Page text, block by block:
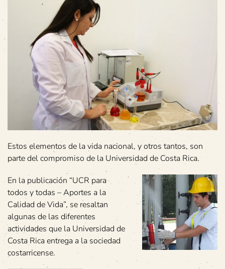
Estos elementos de la vida nacional, y otros tantos, son
parte del compromiso de la Universidad de Costa Rica.
En la publicación “UCR para
todos y todas – Aportes a la
Calidad de Vida”, se resaltan
algunas de las diferentes
actividades que la Universidad de
Costa Rica entrega a la sociedad
costarricense.